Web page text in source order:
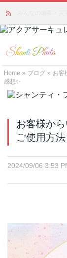
Home » ブログ » お客
感想✨
お客様か
ご使用方
2024/09/06 3:53